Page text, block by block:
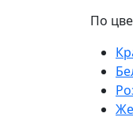
По